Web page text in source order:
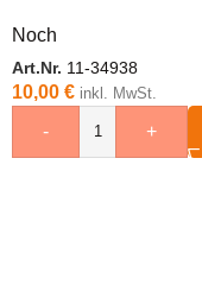
Noch
Art.Nr. 11-34938
10,00 € inkl. MwSt.
- +